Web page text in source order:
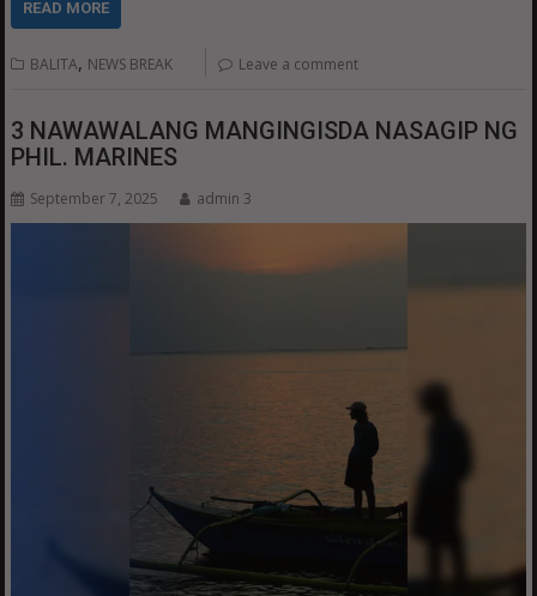
READ MORE
BALITA, NEWS BREAK Leave a comment
3 NAWAWALANG MANGINGISDA NASAGIP NG
PHIL. MARINES
September 7, 2025 admin 3